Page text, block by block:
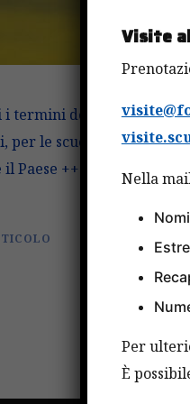
i termini del concorso
per le scuole italiane.
Paese +++
Visite
Nella
Per
È